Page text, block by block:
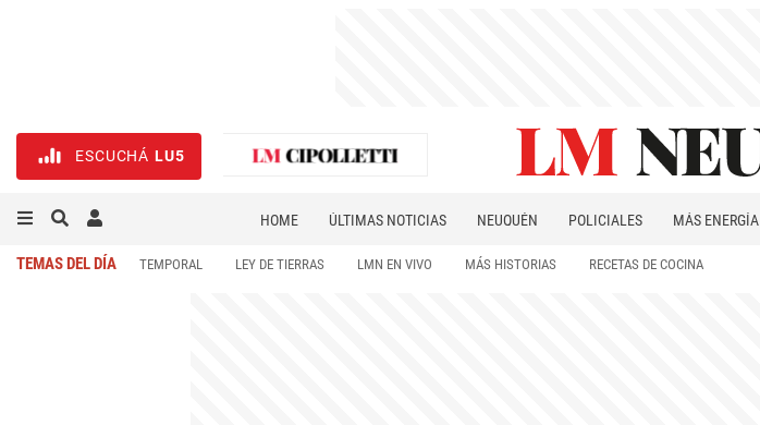
ESCUCHÁ LU5
HOME ÚLTIMAS NOTICIAS NEUQUÉN POLICIALES MÁS ENERGÍA
TEMAS DEL DÍA TEMPORAL LEY DE TIERRAS LMN EN VIVO MÁS HISTORIAS RECETAS DE COCINA